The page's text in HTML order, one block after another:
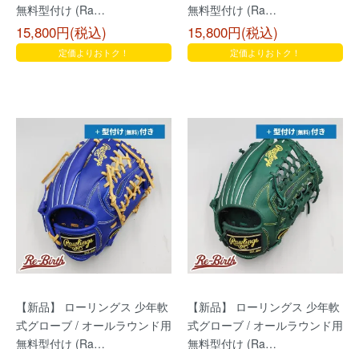
無料型付け (Ra…
15,800円(税込)
定価よりおトク！
無料型付け (Ra…
15,800円(税込)
定価よりおトク！
【新品】 ローリングス 少年軟
式グローブ / オールラウンド用
無料型付け (Ra…
【新品】 ローリングス 少年軟
式グローブ / オールラウンド用
無料型付け (Ra…